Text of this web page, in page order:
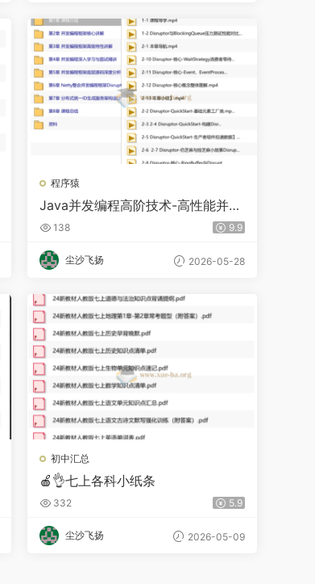
程序猿
Java并发编程高阶技术-高性能并发
框架源码解析与实战
138 9.9
尘沙飞扬 2026-05-28
初中汇总
🍎👌七上各科小纸条
332 5.9
尘沙飞扬 2026-05-09